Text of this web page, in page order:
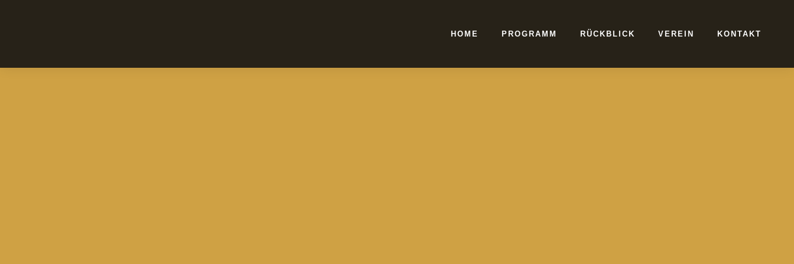
HOME PROGRAMM RÜCKBLICK VEREIN KONTAKT